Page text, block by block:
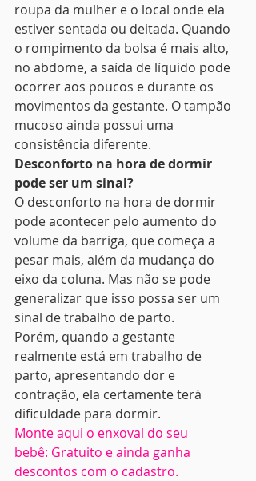
roupa da mulher e o local onde ela
estiver sentada ou deitada. Quando
o rompimento da bolsa é mais alto,
no abdome, a saída de líquido pode
ocorrer aos poucos e durante os
movimentos da gestante. O tampão
mucoso ainda possui uma
consistência diferente.
Desconforto na hora de dormir
pode ser um sinal?
O desconforto na hora de dormir
pode acontecer pelo aumento do
volume da barriga, que começa a
pesar mais, além da mudança do
eixo da coluna. Mas não se pode
generalizar que isso possa ser um
sinal de trabalho de parto.
Porém, quando a gestante
realmente está em trabalho de
parto, apresentando dor e
contração, ela certamente terá
dificuldade para dormir.
Monte aqui o enxoval do seu
bebê: Gratuito e ainda ganha
descontos com o cadastro.